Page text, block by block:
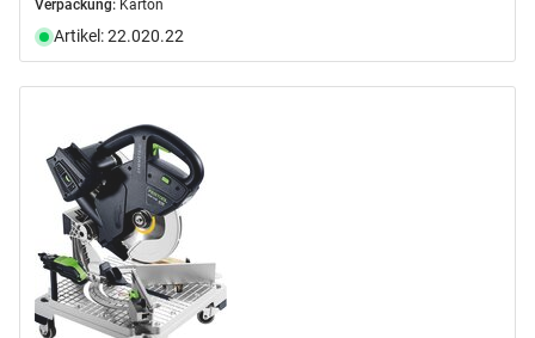
Verpackung: Karton
Artikel: 22.020.22